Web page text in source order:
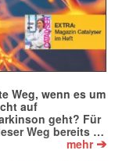
Weg, wenn es um
auf
geht? Für
Weg bereits …
mehr➔